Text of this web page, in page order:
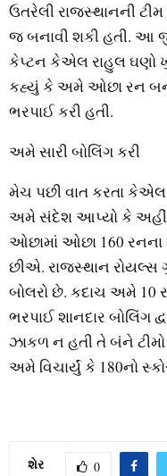
ઉતરેલી રાજસ્થાનની ટીમ
જ બનાવી શકી હતી. આ
કેપ્ટન કેએલ રાહુલ ઘણો
કહ્યું કે અમે ઓછા રન
ભરપાઈ કરી હતી.
અમે સારી બોલિંગ કરી
મેચ પછી વાત કરતા
અમે સંદેશ આપ્યો કે અહીં
ઓછામાં ઓછા 160 રનના
છીએ. રાજસ્થાન રોયલ્સ
બોલરો છે. કદાચ અમે 10
ભરપાઈ શાનદાર બોલિંગ
ઝાકળ ન હતી તે બંને
અમે વિચાર્યું કે 180નો
શેર 0